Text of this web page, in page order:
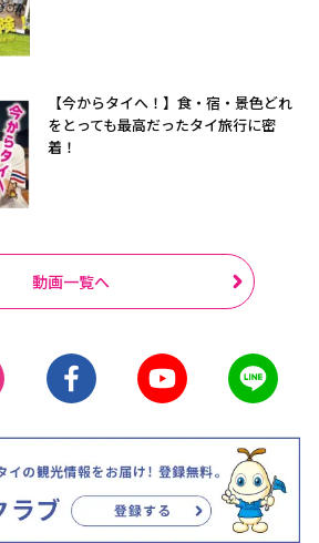
【今からタイへ！】食・宿・景色どれ
をとっても最高だったタイ旅行に密
着！
動画一覧へ